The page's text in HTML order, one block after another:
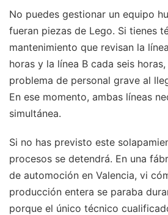
No puedes gestionar un equipo
fueran piezas de Lego. Si tienes
mantenimiento que revisan la
horas y la línea B cada seis
problema de personal grave al
En ese momento, ambas líneas
simultánea.
Si no has previsto este
procesos se detendrá. En una
de automoción en Valencia, vi
producción entera se paraba
porque el único técnico